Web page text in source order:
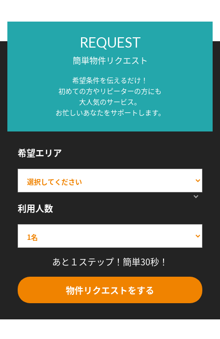
REQUEST
簡単物件リクエスト
希望条件を伝えるだけ！
初めての方やリピーターの方にも
大人気のサービス。
お忙しいあなたをサポートします。
希望エリア
利用人数
あと１ステップ！簡単30秒！
物件リクエストをする